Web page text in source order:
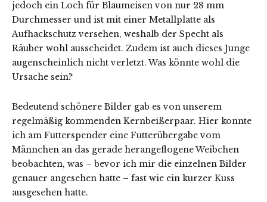
jedoch ein Loch für Blaumeisen von nur 28 mm
Durchmesser und ist mit einer Metallplatte als
Aufhackschutz versehen, weshalb der Specht als
Räuber wohl ausscheidet. Zudem ist auch dieses Junge
augenscheinlich nicht verletzt. Was könnte wohl die
Ursache sein?
Bedeutend schönere Bilder gab es von unserem
regelmäßig kommenden Kernbeißerpaar. Hier konnte
ich am Futterspender eine Futterübergabe vom
Männchen an das gerade herangeflogene Weibchen
beobachten, was – bevor ich mir die einzelnen Bilder
genauer angesehen hatte – fast wie ein kurzer Kuss
ausgesehen hatte.